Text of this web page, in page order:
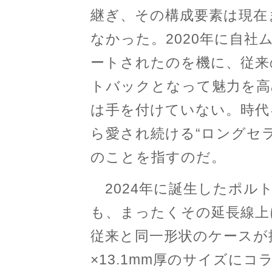
継ぎ、その構成要素は現
なかった。2020年に自社
ートされたのを機に、従
トバックとなって魅力を
は手を付けていない。時
ら愛され続ける“ロングセ
のことを指すのだ。
2024年に誕生したポル
も、まったくその延長線
従来と同一形状のケース
×13.1mm厚のサイズにコ